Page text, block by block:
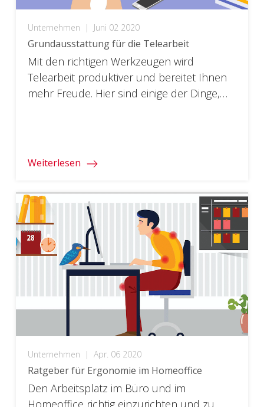
Unternehmen | Juni 02 2020
Grundausstattung für die Telearbeit
Mit den richtigen Werkzeugen wird
Telearbeit produktiver und bereitet Ihnen
mehr Freude. Hier sind einige der Dinge,
Weiterlesen
Unternehmen | Apr. 06 2020
Ratgeber für Ergonomie im Homeoffice
Den Arbeitsplatz im Büro und im
Homeoffice richtig einzurichten und zu